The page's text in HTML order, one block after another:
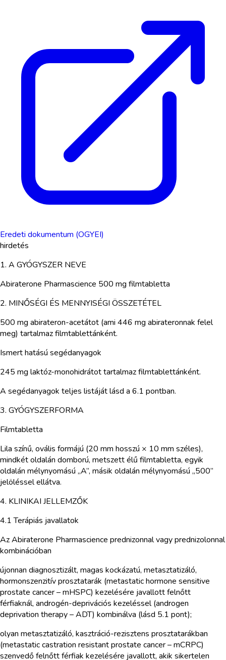
Eredeti dokumentum (OGYEI)
hirdetés
1. A GYÓGYSZER NEVE
Abiraterone Pharmascience 500 mg filmtabletta
2. MINŐSÉGI ÉS MENNYISÉGI ÖSSZETÉTEL
500 mg abirateron-acetátot (ami 446 mg abirateronnak felel
meg) tartalmaz filmtablettánként.
Ismert hatású segédanyagok
245 mg laktóz-monohidrátot tartalmaz filmtablettánként.
A segédanyagok teljes listáját lásd a 6.1 pontban.
3. GYÓGYSZERFORMA
Filmtabletta
Lila színű, ovális formájú (20 mm hosszú × 10 mm széles),
mindkét oldalán domború, metszett élű filmtabletta, egyik
oldalán mélynyomású „A”, másik oldalán mélynyomású „500”
jelöléssel ellátva.
4. KLINIKAI JELLEMZŐK
4.1 Terápiás javallatok
Az Abiraterone Pharmascience prednizonnal vagy prednizolonnal
kombinációban
újonnan diagnosztizált, magas kockázatú, metasztatizáló,
hormonszenzitív prosztatarák (metastatic hormone sensitive
prostate cancer – mHSPC) kezelésére javallott felnőtt
férfiaknál, androgén-deprivációs kezeléssel (androgen
deprivation therapy – ADT) kombinálva (lásd 5.1 pont);
olyan metasztatizáló, kasztráció-rezisztens prosztatarákban
(metastatic castration resistant prostate cancer – mCRPC)
szenvedő felnőtt férfiak kezelésére javallott, akik sikertelen